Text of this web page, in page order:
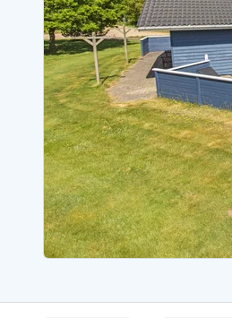
Sommerhuse i Bjerregård
Sommerhuse i Årgab
Sommerhuse i Arrild
Sommerhuse i Bjerregård
Sommerhuse i Blåvand
Sommerhuse i Bork Havn
Sommerhuse i Fjand
Sommerhuse på Fanø
Sommerhuse i Grærup Strand
Sommerhuse i Haurvig
Esmark RejsecurityEsmark KidsVIP